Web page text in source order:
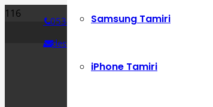
0534 392 72 86
destek@cepustam.com
Samsung Tamiri
iPhone Tamiri